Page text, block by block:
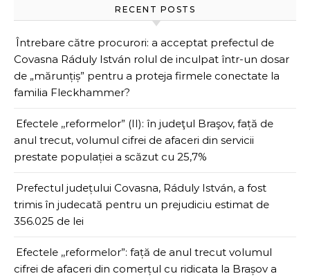
RECENT POSTS
Întrebare către procurori: a acceptat prefectul de
Covasna Ráduly István rolul de inculpat într-un dosar
de „mărunțiș” pentru a proteja firmele conectate la
familia Fleckhammer?
Efectele ,,reformelor” (II): în judeţul Braşov, față de
anul trecut, volumul cifrei de afaceri din servicii
prestate populației a scăzut cu 25,7%
Prefectul județului Covasna, Ráduly István, a fost
trimis în judecată pentru un prejudiciu estimat de
356.025 de lei
Efectele ,,reformelor”: față de anul trecut volumul
cifrei de afaceri din comerțul cu ridicata la Brașov a